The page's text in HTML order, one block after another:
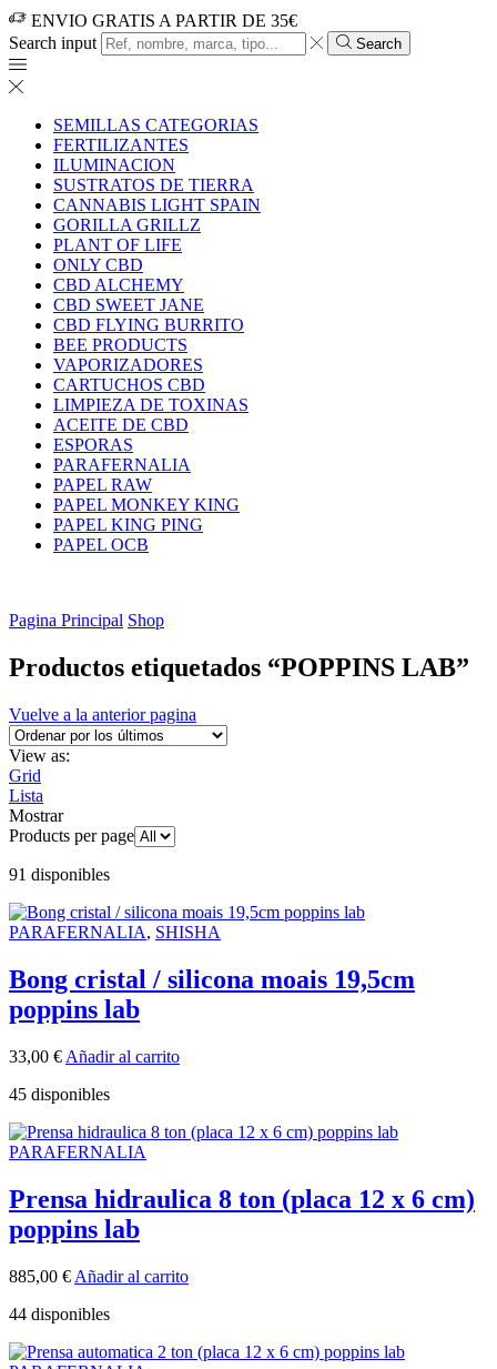
ENVIO GRATIS A PARTIR DE 35€
Search input
Search
SEMILLAS CATEGORIAS
FERTILIZANTES
ILUMINACION
SUSTRATOS DE TIERRA
CANNABIS LIGHT SPAIN
GORILLA GRILLZ
PLANT OF LIFE
ONLY CBD
CBD ALCHEMY
CBD SWEET JANE
CBD FLYING BURRITO
BEE PRODUCTS
VAPORIZADORES
CARTUCHOS CBD
LIMPIEZA DE TOXINAS
ACEITE DE CBD
ESPORAS
PARAFERNALIA
PAPEL RAW
PAPEL MONKEY KING
PAPEL KING PING
PAPEL OCB
Pagina Principal Shop
Productos etiquetados “POPPINS LAB”
Vuelve a la anterior pagina
View as:
Grid
Lista
Mostrar
Products per page
91 disponibles
PARAFERNALIA, SHISHA
Bong cristal / silicona moais 19,5cm
poppins lab
33,00 € Añadir al carrito
45 disponibles
PARAFERNALIA
Prensa hidraulica 8 ton (placa 12 x 6 cm)
poppins lab
885,00 € Añadir al carrito
44 disponibles